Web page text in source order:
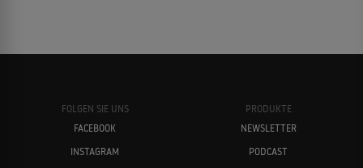
FOLGEN SIE UNS
FACEBOOK
INSTAGRAM
PRODUKTE
NEWSLETTER
PODCAST